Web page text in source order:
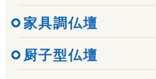
家具調仏壇
厨子型仏壇